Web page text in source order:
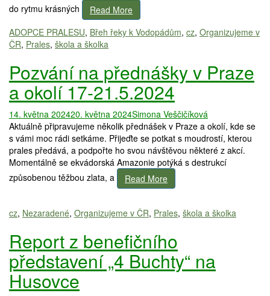
do rytmu krásných
Read More
ADOPCE PRALESU, Břeh řeky k Vodopádům, cz, Organizujeme v
ČR, Prales, škola a školka
Pozvání na přednášky v Praze
a okolí 17-21.5.2024
14. května 202420. května 2024Simona Veščičíková
Aktuálně připravujeme několik přednášek v Praze a okolí, kde se
s vámi moc rádi setkáme. Přijeďte se potkat s moudrostí, kterou
prales předává, a podpořte ho svou návštěvou některé z akcí.
Momentálně se ekvádorská Amazonie potýká s destrukcí
způsobenou těžbou zlata, a
Read More
cz, Nezaradené, Organizujeme v ČR, Prales, škola a školka
Report z benefičního
představení „4 Buchty“ na
Husovce